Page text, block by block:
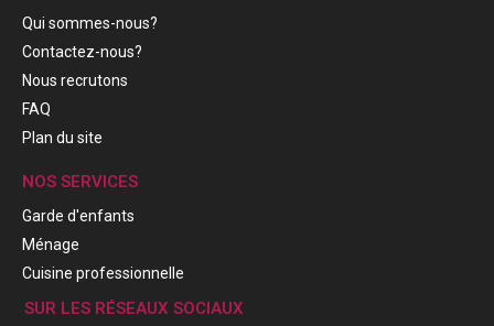
Qui sommes-nous?
Contactez-nous?
Nous recrutons
FAQ
Plan du site
NOS SERVICES
Garde d'enfants
Ménage
Cuisine professionnelle
SUR LES RÉSEAUX SOCIAUX